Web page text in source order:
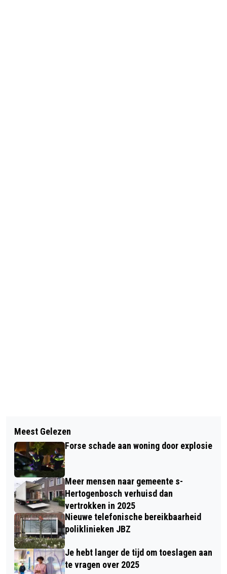
GEMEENTE BLIJFT STEVIG INZETTEN
OP VERKEERSVEILIGHEID
ANWB-CAMPAGNE RONDOM AUTO TE
WATER: GORDELS LOS, RUIT OPEN,
ERUIT
Meest Gelezen
Forse schade aan woning door explosie
Meer mensen naar gemeente s-
Hertogenbosch verhuisd dan
vertrokken in 2025
Nieuwe telefonische bereikbaarheid
poliklinieken JBZ
Je hebt langer de tijd om toeslagen aan
te vragen over 2025